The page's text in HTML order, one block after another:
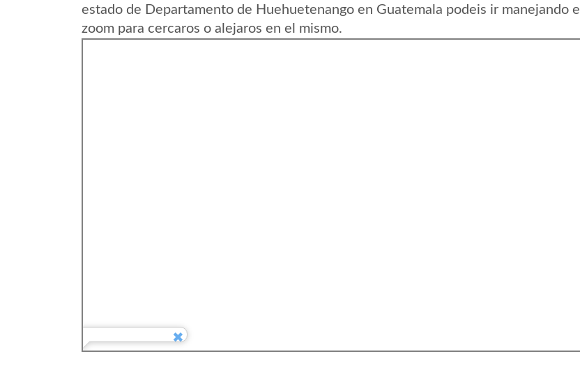
estado de Departamento de Huehuetenango en Guatemala podeis ir manejando el
zoom para cercaros o alejaros en el mismo.